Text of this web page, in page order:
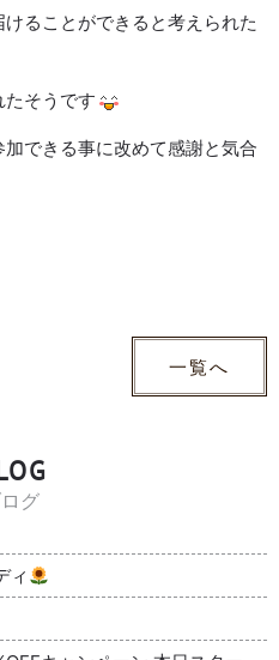
ることができると考えられた
そうです
できる事に改めて感謝と気合
一覧へ
グ
ィ